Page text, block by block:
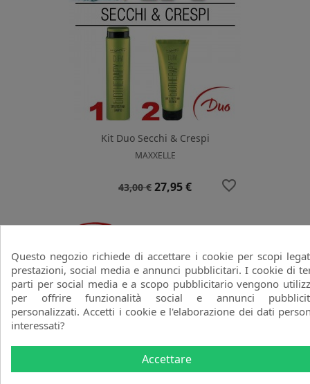
Kit Duo Secchi & Crespi
MAXXELLE
Prezzo
43,00 € Prezzo
27,95 € favorite_border
Questo negozio richiede di accettare i cookie per scopi
prestazioni, social media e annunci pubblicitari. I cookie di
parti per social media e a scopo pubblicitario vengono
per offrire funzionalità social e annunci
personalizzati. Accetti i cookie e l'elaborazione dei dati
interessati?
Accettare